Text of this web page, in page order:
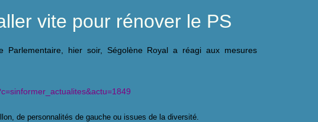
vite pour rénover le PS
Parlementaire, hier soir, Ségolène Royal a réagi aux mesures
de personnalités de gauche ou issues de la diversité.